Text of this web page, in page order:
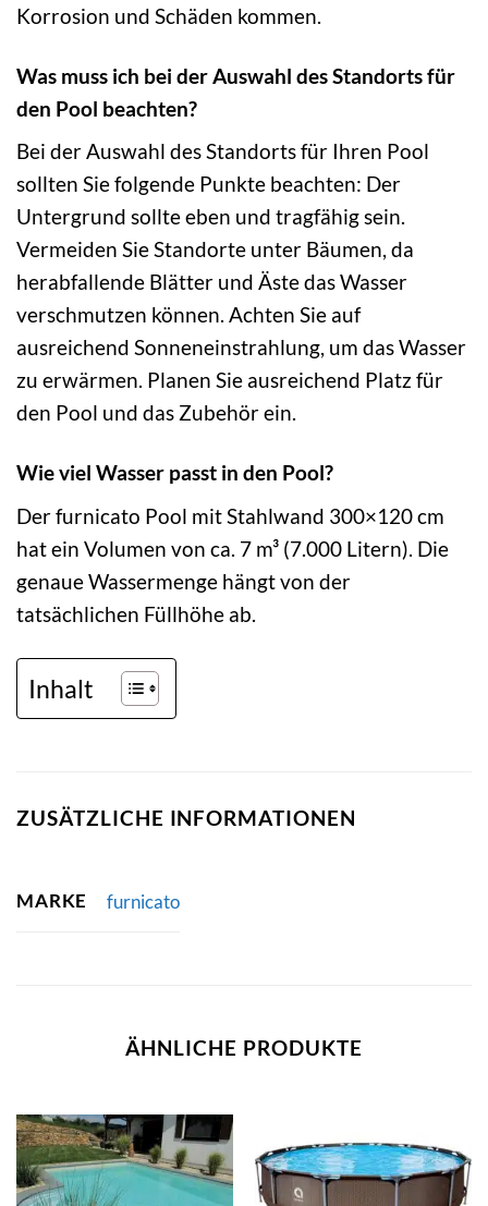
Korrosion und Schäden kommen.
Was muss ich bei der Auswahl des Standorts für
den Pool beachten?
Bei der Auswahl des Standorts für Ihren Pool
sollten Sie folgende Punkte beachten: Der
Untergrund sollte eben und tragfähig sein.
Vermeiden Sie Standorte unter Bäumen, da
herabfallende Blätter und Äste das Wasser
verschmutzen können. Achten Sie auf
ausreichend Sonneneinstrahlung, um das Wasser
zu erwärmen. Planen Sie ausreichend Platz für
den Pool und das Zubehör ein.
Wie viel Wasser passt in den Pool?
Der furnicato Pool mit Stahlwand 300×120 cm
hat ein Volumen von ca. 7 m³ (7.000 Litern). Die
genaue Wassermenge hängt von der
tatsächlichen Füllhöhe ab.
Inhalt
ZUSÄTZLICHE INFORMATIONEN
MARKE furnicato
ÄHNLICHE PRODUKTE